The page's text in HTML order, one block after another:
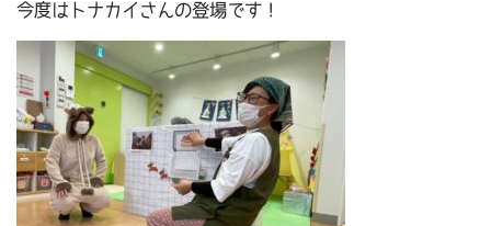
今度はトナカイさんの登場です！